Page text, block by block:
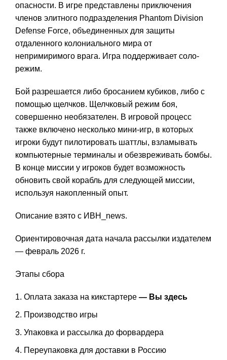
опасности. В игре представлены приключения
членов элитного подразделения Phantom Division
Defense Force, объединенных для защиты
отдаленного колониального мира от
непримиримого врага. Игра поддерживает соло-
режим.
Бой разрешается либо бросанием кубиков, либо с
помощью щелчков. Щелчковый режим боя,
совершенно необязателен. В игровой процесс
также включено несколько мини-игр, в которых
игроки будут пилотировать шаттлы, взламывать
компьютерные терминалы и обезвреживать бомбы.
В конце миссии у игроков будет возможность
обновить свой корабль для следующей миссии,
используя накопленный опыт.
Описание взято с ИВН_news.
Ориентировочная дата начала рассылки издателем
— февраль 2026 г.
Этапы сбора
Оплата заказа на кикстартере — Вы здесь
Производство игры
Упаковка и рассылка до форвардера
Переупаковка для доставки в Россию